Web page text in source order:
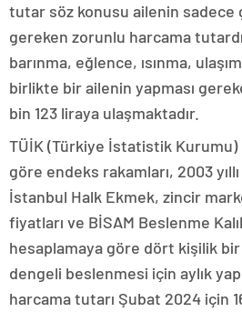
tutar söz konusu ailenin sadece
gereken zorunlu harcama
barınma, eğlence, ısınma,
birlikte bir ailenin yapması
bin 123 liraya ulaşmaktadır.
TÜİK (Türkiye İstatistik Kurumu)
göre endeks rakamları, 2003
İstanbul Halk Ekmek, zincir
fiyatları ve BİSAM Beslenme
hesaplamaya göre dört kişilik bir
dengeli beslenmesi için aylık
harcama tutarı Şubat 2024 için